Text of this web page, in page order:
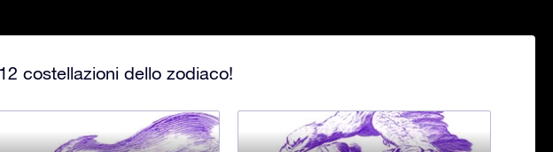
costellazioni dello zodiaco!